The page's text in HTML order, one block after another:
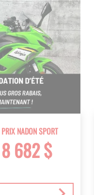
PRIX NADON SPORT
8 682 $